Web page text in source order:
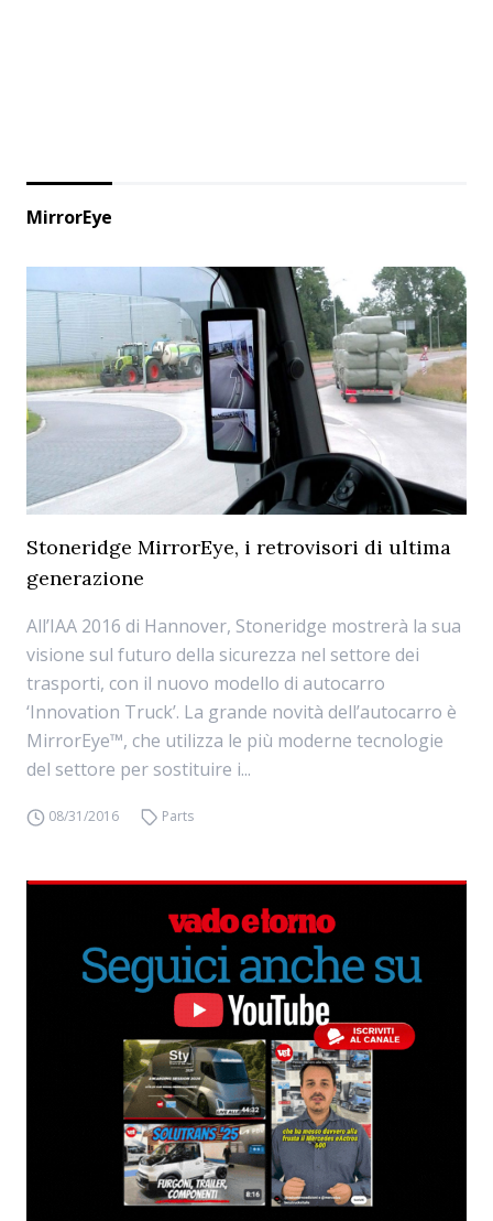
MirrorEye
Stoneridge MirrorEye, i retrovisori di ultima
generazione
All’IAA 2016 di Hannover, Stoneridge mostrerà la sua
visione sul futuro della sicurezza nel settore dei
trasporti, con il nuovo modello di autocarro
‘Innovation Truck’. La grande novità dell’autocarro è
MirrorEye™, che utilizza le più moderne tecnologie
del settore per sostituire i...
08/31/2016 Parts